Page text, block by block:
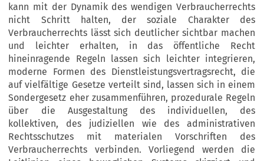
kann mit der Dynamik des wendigen Verbraucherrechts
nicht Schritt halten, der soziale Charakter des
Verbraucherrechts lässt sich deutlicher sichtbar machen
und leichter erhalten, in das öffentliche Recht
hineinragende Regeln lassen sich leichter integrieren,
moderne Formen des Dienstleistungsvertragsrecht, die
auf vielfältige Gesetze verteilt sind, lassen sich in einem
Sondergesetz eher zusammenführen, prozedurale Regeln
über die Ausgestaltung des individuellen, des
kollektiven, des judiziellen wie des administrativen
Rechtsschutzes mit materialen Vorschriften des
Verbraucherrechts verbinden. Vorliegend werden die